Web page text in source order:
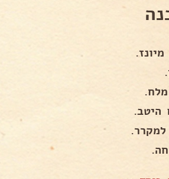
היטב.
למקרר.